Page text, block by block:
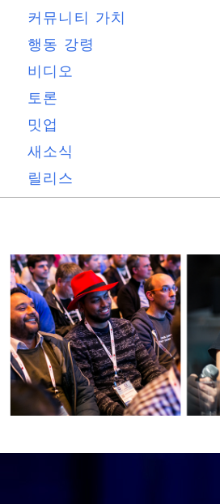
커뮤니티 가치
행동 강령
비디오
토론
밋업
새소식
릴리스